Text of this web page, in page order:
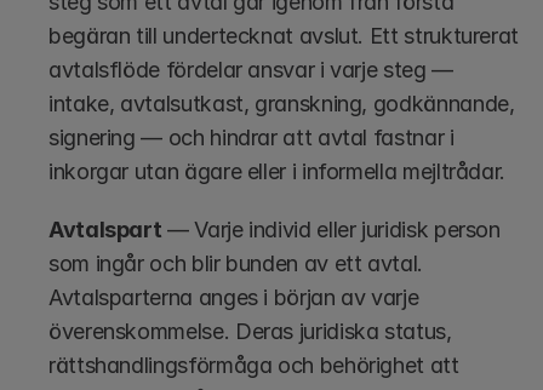
begäran till undertecknat avslut. Ett strukturerat
avtalsflöde fördelar ansvar i varje steg —
intake, avtalsutkast, granskning, godkännande,
signering — och hindrar att avtal fastnar i
inkorgar utan ägare eller i informella mejltrådar.
Avtalspart — Varje individ eller juridisk person
som ingår och blir bunden av ett avtal.
Avtalsparterna anges i början av varje
överenskommelse. Deras juridiska status,
rättshandlingsförmåga och behörighet att